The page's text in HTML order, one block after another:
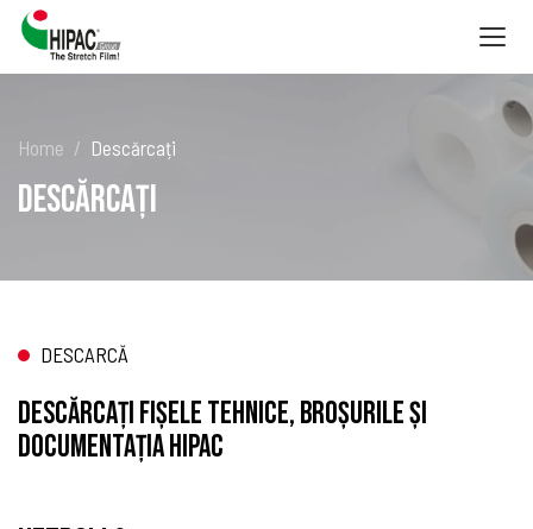
Home Descărcați
Descărcați
DESCARCĂ
Descărcați fișele tehnice, broșurile și
documentația HIPAC